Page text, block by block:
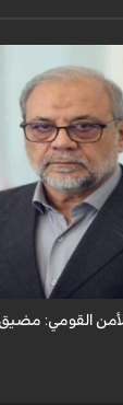
القومي
والمنطقة، مؤكداً
القومي: